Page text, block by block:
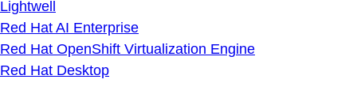
Lightwell
Red Hat AI Enterprise
Red Hat OpenShift Virtualization Engine
Red Hat Desktop